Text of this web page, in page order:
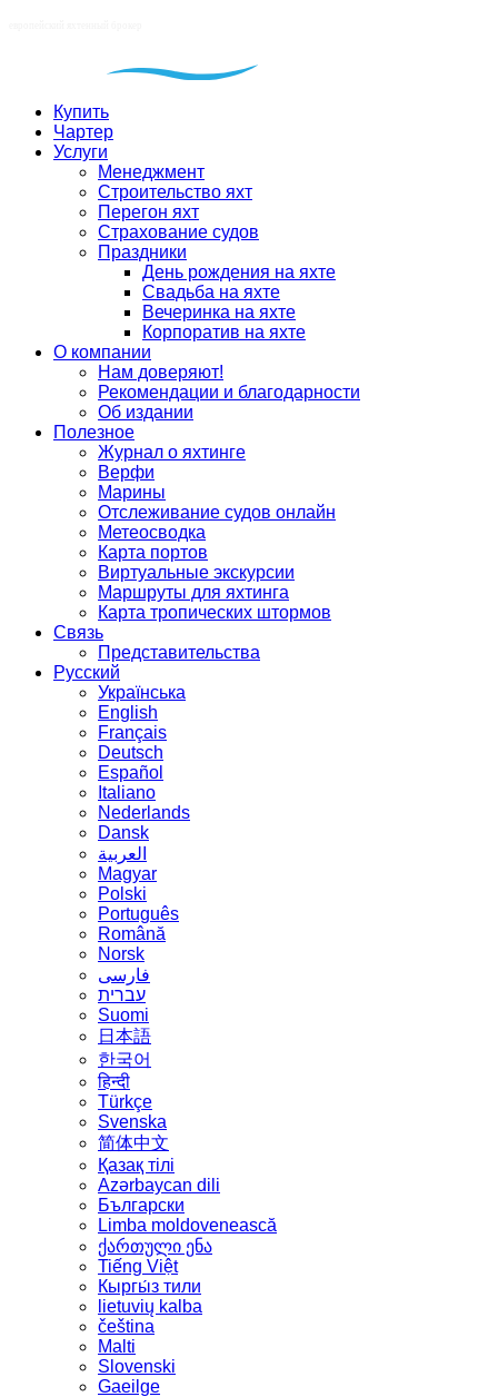
Купить
Чартер
Услуги
Менеджмент
Строительство яхт
Перегон яхт
Страхование судов
Праздники
День рождения на яхте
Свадьба на яхте
Вечеринка на яхте
Корпоратив на яхте
О компании
Нам доверяют!
Рекомендации и благодарности
Об издании
Полезное
Журнал о яхтинге
Верфи
Марины
Отслеживание судов онлайн
Метеосводка
Карта портов
Виртуальные экскурсии
Маршруты для яхтинга
Карта тропических штормов
Связь
Представительства
Русский
Українська
English
Français
Deutsch
Español
Italiano
Nederlands
Dansk
العربية
Magyar
Polski
Português
Română
Norsk
فارسی
עברית
Suomi
日本語
한국어
हिन्दी
Türkçe
Svenska
简体中文
Қазақ тілі
Azərbaycan dili
Български
Limba moldovenească
ქართული ენა
Tiếng Việt
Кыргы́з тили
lietuvių kalba
čeština
Malti
Slovenski
Gaeilge